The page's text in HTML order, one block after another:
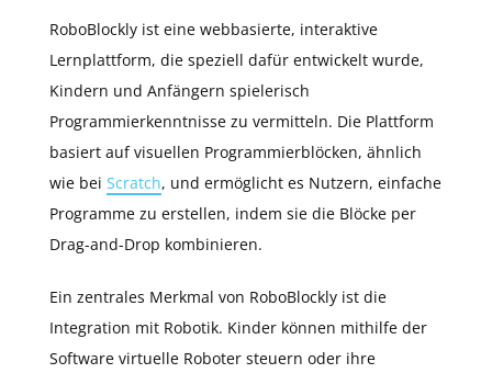
RoboBlockly ist eine webbasierte, interaktive
Lernplattform, die speziell dafür entwickelt wurde,
Kindern und Anfängern spielerisch
Programmierkenntnisse zu vermitteln. Die Plattform
basiert auf visuellen Programmierblöcken, ähnlich
wie bei Scratch, und ermöglicht es Nutzern, einfache
Programme zu erstellen, indem sie die Blöcke per
Drag-and-Drop kombinieren.
Ein zentrales Merkmal von RoboBlockly ist die
Integration mit Robotik. Kinder können mithilfe der
Software virtuelle Roboter steuern oder ihre